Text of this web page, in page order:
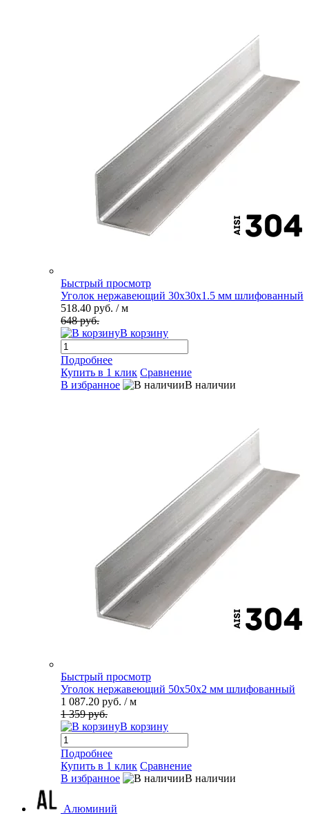
Быстрый просмотр
Уголок нержавеющий 30х30х1.5 мм шлифованный
518.40 руб. / м
648 руб.
В корзину
Подробнее
Купить в 1 клик Сравнение
В избранное
В наличии
Быстрый просмотр
Уголок нержавеющий 50х50х2 мм шлифованный
1 087.20 руб. / м
1 359 руб.
В корзину
Подробнее
Купить в 1 клик Сравнение
В избранное
В наличии
Алюминий